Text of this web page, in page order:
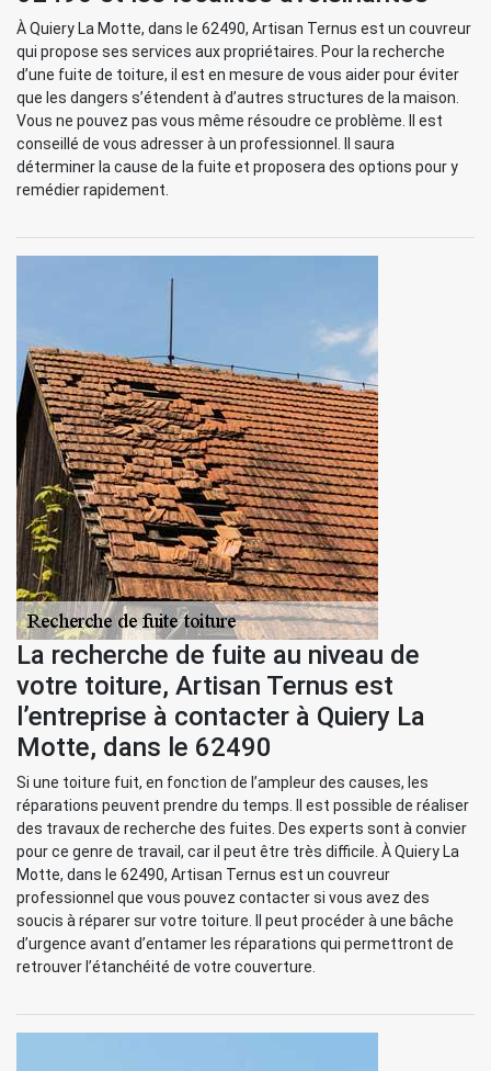
À Quiery La Motte, dans le 62490, Artisan Ternus est un couvreur
qui propose ses services aux propriétaires. Pour la recherche
d’une fuite de toiture, il est en mesure de vous aider pour éviter
que les dangers s’étendent à d’autres structures de la maison.
Vous ne pouvez pas vous même résoudre ce problème. Il est
conseillé de vous adresser à un professionnel. Il saura
déterminer la cause de la fuite et proposera des options pour y
remédier rapidement.
La recherche de fuite au niveau de
votre toiture, Artisan Ternus est
l’entreprise à contacter à Quiery La
Motte, dans le 62490
Si une toiture fuit, en fonction de l’ampleur des causes, les
réparations peuvent prendre du temps. Il est possible de réaliser
des travaux de recherche des fuites. Des experts sont à convier
pour ce genre de travail, car il peut être très difficile. À Quiery La
Motte, dans le 62490, Artisan Ternus est un couvreur
professionnel que vous pouvez contacter si vous avez des
soucis à réparer sur votre toiture. Il peut procéder à une bâche
d’urgence avant d’entamer les réparations qui permettront de
retrouver l’étanchéité de votre couverture.